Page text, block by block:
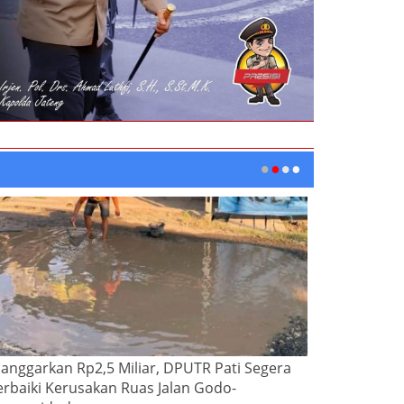
Rp2,5 Miliar, DPUTR Pati Segera
Kerusakan Ruas Jalan Godo-